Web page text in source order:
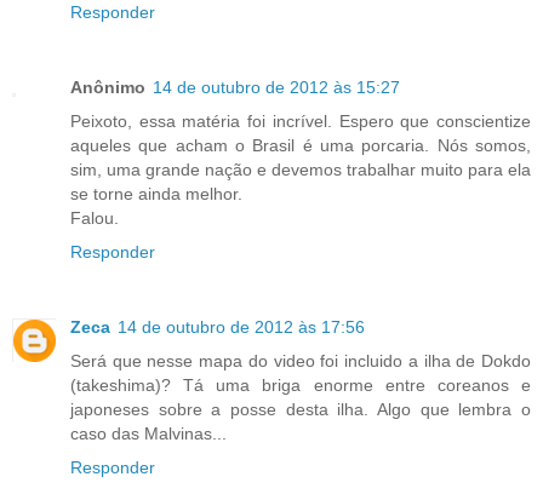
Responder
Anônimo 14 de outubro de 2012 às 15:27
Peixoto, essa matéria foi incrível. Espero que conscientize
aqueles que acham o Brasil é uma porcaria. Nós somos,
sim, uma grande nação e devemos trabalhar muito para ela
se torne ainda melhor.
Falou.
Responder
Zeca 14 de outubro de 2012 às 17:56
Será que nesse mapa do video foi incluido a ilha de Dokdo
(takeshima)? Tá uma briga enorme entre coreanos e
japoneses sobre a posse desta ilha. Algo que lembra o
caso das Malvinas...
Responder